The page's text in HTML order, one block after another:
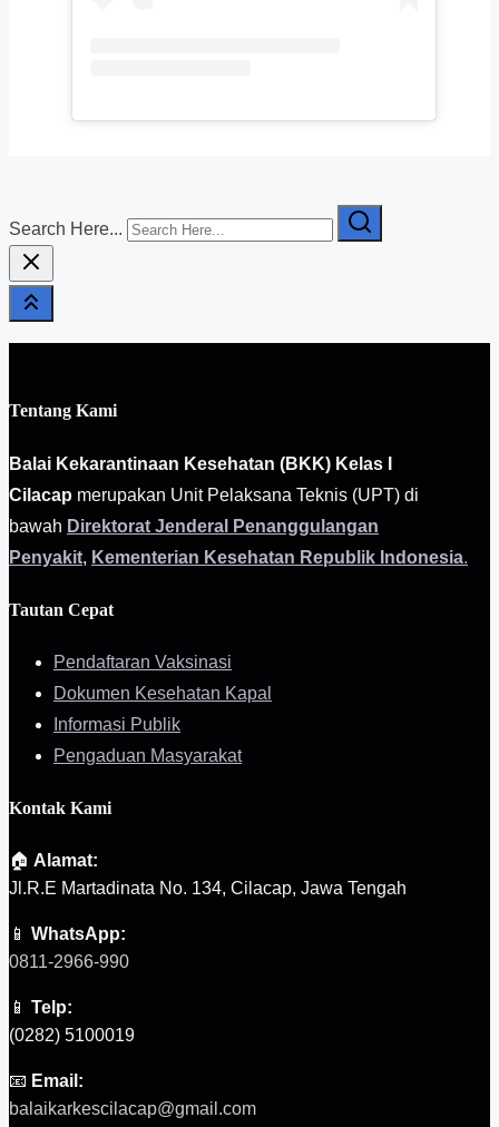
Search Here...
Tentang Kami
Balai Kekarantinaan Kesehatan (BKK) Kelas I
Cilacap merupakan Unit Pelaksana Teknis (UPT) di
bawah Direktorat Jenderal Penanggulangan
Penyakit, Kementerian Kesehatan Republik Indonesia.
Tautan Cepat
Pendaftaran Vaksinasi
Dokumen Kesehatan Kapal
Informasi Publik
Pengaduan Masyarakat
Kontak Kami
🏠 Alamat:
Jl.R.E Martadinata No. 134, Cilacap, Jawa Tengah
📱 WhatsApp:
0811-2966-990
📱 Telp:
(0282) 5100019
📧 Email:
balaikarkescilacap@gmail.com